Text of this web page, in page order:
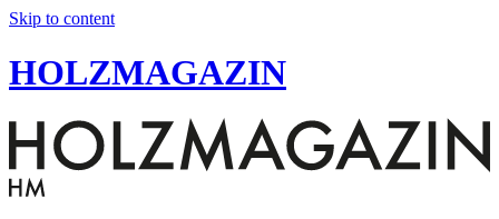
Skip to content
HOLZMAGAZIN